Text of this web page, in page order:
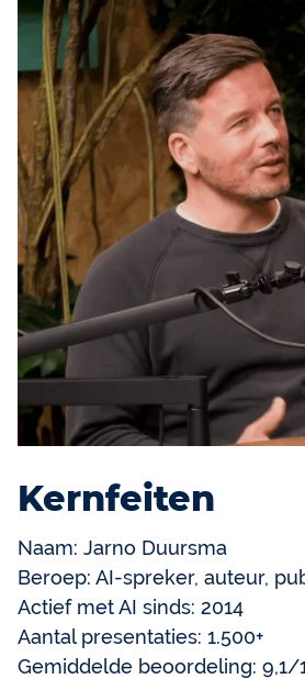
Kernfeiten
Naam: Jarno Duursma
Beroep: AI-spreker, auteur,
Actief met AI sinds: 2014
Aantal presentaties: 1.500+
Gemiddelde beoordeling: 9,1/